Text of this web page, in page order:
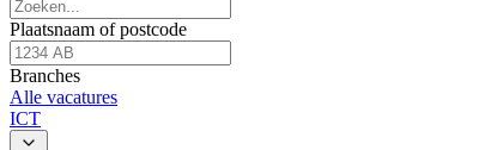
Plaatsnaam of postcode
Branches
Alle vacatures
ICT